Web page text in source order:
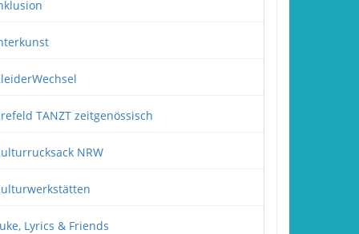
TANZT zeitgenössisch
NRW
Lyrics & Friends